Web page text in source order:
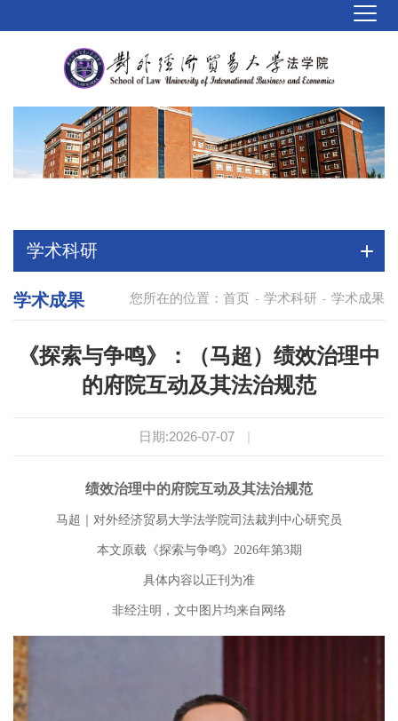
学术科研
您所在的位置： 首页 - 学术科研 - 学术成果
学术成果
《探索与争鸣》：（马超）绩效治理中
的府院互动及其法治规范
日期:2026-07-07 |
绩效治理中的府院互动及其法治规范
马超｜对外经济贸易大学法学院司法裁判中心研究员
本文原载《探索与争鸣》2026年第3期
具体内容以正刊为准
非经注明，文中图片均来自网络